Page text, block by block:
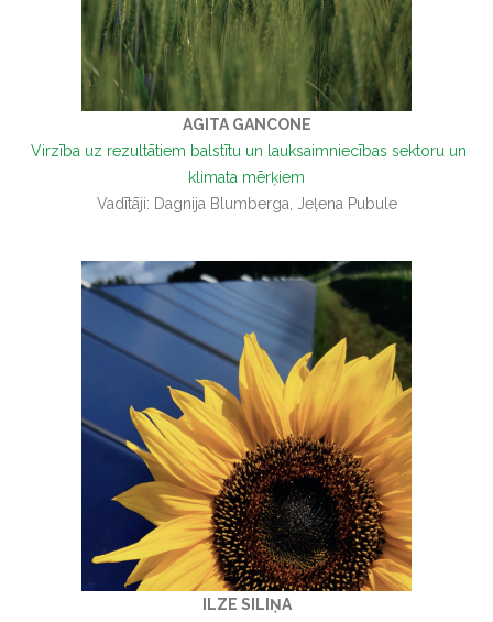
AGITA GANCONE
Virzība uz rezultātiem balstītu un lauksaimniecības sektoru un
klimata mērķiem
Vadītāji: Dagnija Blumberga, Jeļena Pubule
ILZE SILIŅA